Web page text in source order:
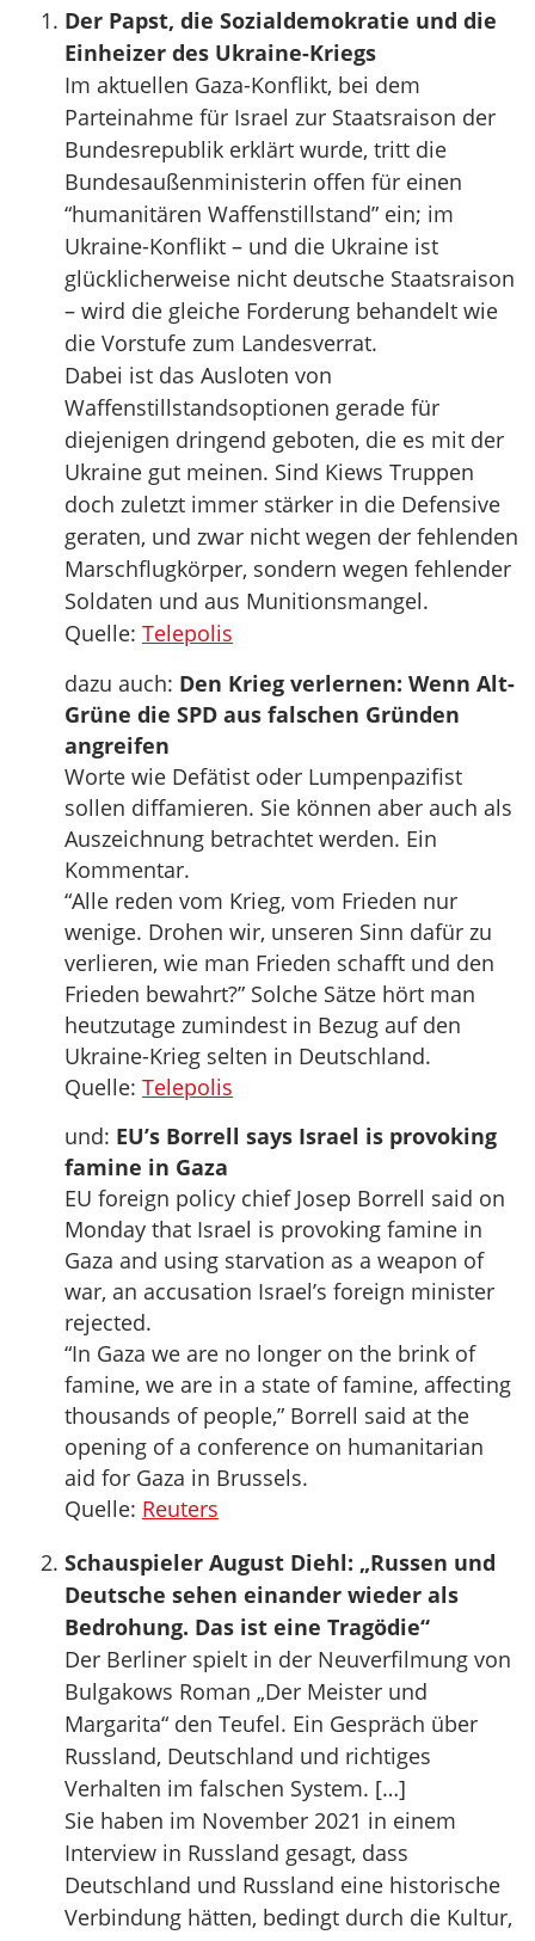
Der Papst, die Sozialdemokratie und die
Einheizer des Ukraine-Kriegs
Im aktuellen Gaza-Konflikt, bei dem
Parteinahme für Israel zur Staatsraison der
Bundesrepublik erklärt wurde, tritt die
Bundesaußenministerin offen für einen
“humanitären Waffenstillstand” ein; im
Ukraine-Konflikt – und die Ukraine ist
glücklicherweise nicht deutsche Staatsraison
– wird die gleiche Forderung behandelt wie
die Vorstufe zum Landesverrat.
Dabei ist das Ausloten von
Waffenstillstandsoptionen gerade für
diejenigen dringend geboten, die es mit der
Ukraine gut meinen. Sind Kiews Truppen
doch zuletzt immer stärker in die Defensive
geraten, und zwar nicht wegen der fehlenden
Marschflugkörper, sondern wegen fehlender
Soldaten und aus Munitionsmangel.
Quelle: Telepolis
dazu auch: Den Krieg verlernen: Wenn Alt-
Grüne die SPD aus falschen Gründen
angreifen
Worte wie Defätist oder Lumpenpazifist
sollen diffamieren. Sie können aber auch als
Auszeichnung betrachtet werden. Ein
Kommentar.
“Alle reden vom Krieg, vom Frieden nur
wenige. Drohen wir, unseren Sinn dafür zu
verlieren, wie man Frieden schafft und den
Frieden bewahrt?” Solche Sätze hört man
heutzutage zumindest in Bezug auf den
Ukraine-Krieg selten in Deutschland.
Quelle: Telepolis
und: EU’s Borrell says Israel is provoking
famine in Gaza
EU foreign policy chief Josep Borrell said on
Monday that Israel is provoking famine in
Gaza and using starvation as a weapon of
war, an accusation Israel’s foreign minister
rejected.
“In Gaza we are no longer on the brink of
famine, we are in a state of famine, affecting
thousands of people,” Borrell said at the
opening of a conference on humanitarian
aid for Gaza in Brussels.
Quelle: Reuters
Schauspieler August Diehl: „Russen und
Deutsche sehen einander wieder als
Bedrohung. Das ist eine Tragödie“
Der Berliner spielt in der Neuverfilmung von
Bulgakows Roman „Der Meister und
Margarita“ den Teufel. Ein Gespräch über
Russland, Deutschland und richtiges
Verhalten im falschen System. […]
Sie haben im November 2021 in einem
Interview in Russland gesagt, dass
Deutschland und Russland eine historische
Verbindung hätten, bedingt durch die Kultur,